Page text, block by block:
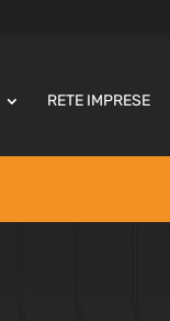
RETE IMPRESE